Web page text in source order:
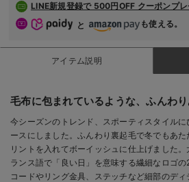
LINE新規登録で 500円OFF クーポンプレ
と
も使える。
アイテム説明
毛布に包まれているような、ふんわ
今シーズンのトレンド、スポーティスタイル
ースにしました。ふんわり裏起毛で冬でもあ
リントを入れてボーイッシュに仕上げました
ランス語で「良い日」を意味する繊細なロゴ
コードやリング金具、ステッチなど細部のデ